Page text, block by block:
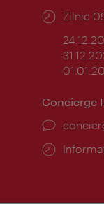
Zilnic
Concierge